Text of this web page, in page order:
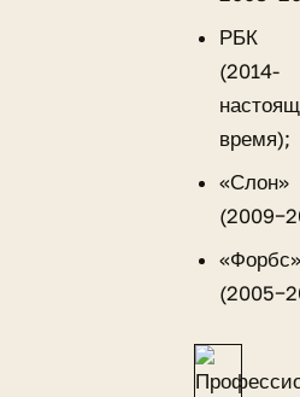
РБК
(2014-
время);
«Слон»